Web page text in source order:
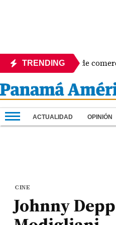
TRENDING
Cierre de comercios y
ACTUALIDAD OPINIÓN
CINE
Johnny